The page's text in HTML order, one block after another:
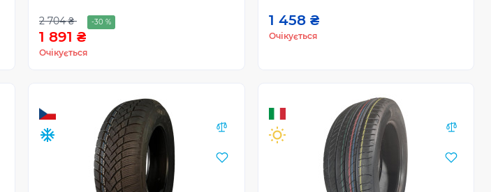
2 704 ₴ -30 %
1 891 ₴
Очікується
1 458 ₴
Очікується